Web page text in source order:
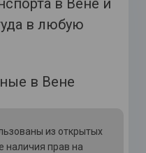
в любую
из открытых
наличия прав на